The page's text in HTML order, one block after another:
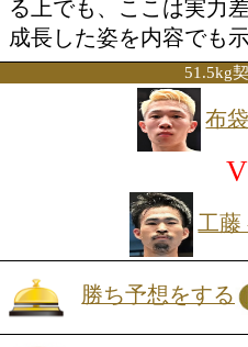
勝ち予想を
投票の途中
WBO-APバンタム
みに距離を支配し
術を武器に戦う技
を封じ込み、自分
には定評がある。